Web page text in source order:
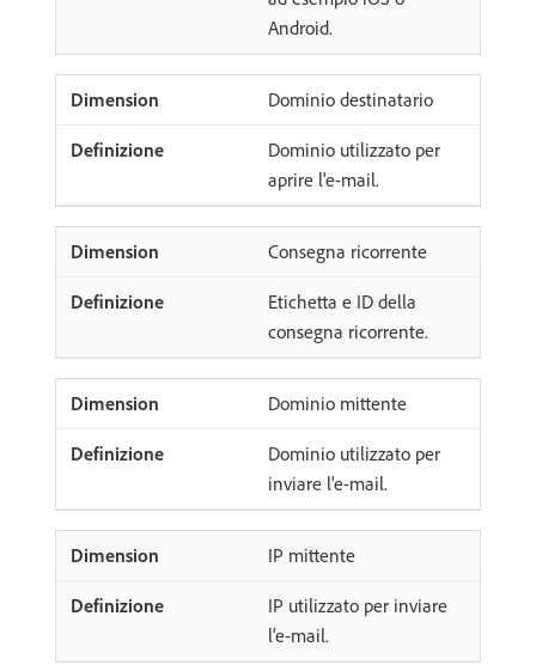
Android.
Dominio destinatario
Dominio utilizzato per
aprire l'e-mail.
Consegna ricorrente
Etichetta e ID della
consegna ricorrente.
Dominio mittente
Dominio utilizzato per
inviare l'e-mail.
IP mittente
IP utilizzato per inviare
l'e-mail.